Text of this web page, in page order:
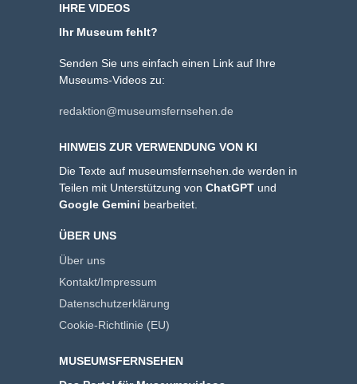
IHRE VIDEOS
Ihr Museum fehlt?
Senden Sie uns einfach einen Link auf Ihre
Museums-Videos zu:
redaktion@museumsfernsehen.de
HINWEIS ZUR VERWENDUNG VON KI
Die Texte auf museumsfernsehen.de werden in
Teilen mit Unterstützung von ChatGPT und
Google Gemini bearbeitet.
ÜBER UNS
Über uns
Kontakt/Impressum
Datenschutzerklärung
Cookie-Richtlinie (EU)
MUSEUMSFERNSEHEN